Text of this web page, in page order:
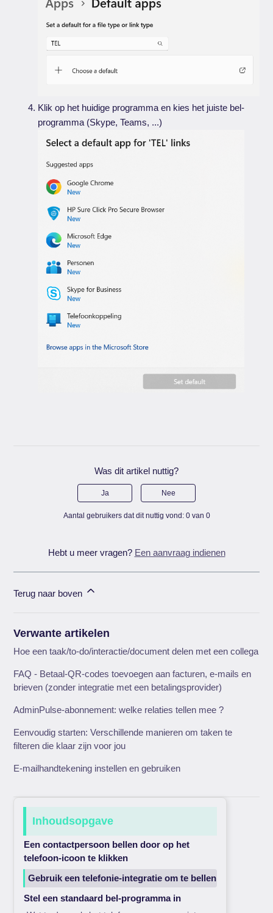
Klik op het huidige programma en kies het juiste bel-
programma (Skype, Teams, ...)
Was dit artikel nuttig?
Ja Nee
Aantal gebruikers dat dit nuttig vond: 0 van 0
Hebt u meer vragen? Een aanvraag indienen
Terug naar boven
Verwante artikelen
Hoe een taak/to-do/interactie/document delen met een collega
FAQ - Betaal-QR-codes toevoegen aan facturen, e-mails en
brieven (zonder integratie met een betalingsprovider)
AdminPulse-abonnement: welke relaties tellen mee ?
Eenvoudig starten: Verschillende manieren om taken te
filteren die klaar zijn voor jou
E-mailhandtekening instellen en gebruiken
Inhoudsopgave
Een contactpersoon bellen door op het
telefoon-icoon te klikken
Gebruik een telefonie-integratie om te bellen
Stel een standaard bel-programma in